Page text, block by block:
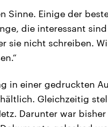
Sinne. Einige der
die interessant
sie nicht schreiben.
in einer gedruckten
Gleichzeitig
Darunter war